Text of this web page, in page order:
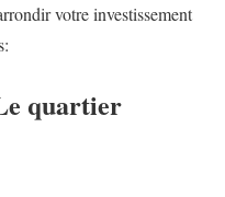
votre investissement
quartier